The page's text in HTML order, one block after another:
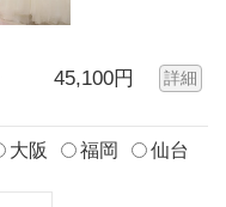
45,100円 詳細
大阪 福岡 仙台